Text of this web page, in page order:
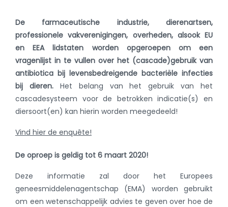
De farmaceutische industrie, dierenartsen,
professionele vakverenigingen, overheden, alsook EU
en EEA lidstaten worden opgeroepen om een
vragenlijst in te vullen over het (cascade)gebruik van
antibiotica bij levensbedreigende bacteriële infecties
bij dieren.Het belang van het gebruik van het
cascadesysteem voor de betrokken indicatie(s) en
diersoort(en) kan hierin worden meegedeeld!
Vind hier de enquête!
De oproep is geldig tot 6 maart 2020!
Deze informatie zal door het Europees
geneesmiddelenagentschap (EMA) worden gebruikt
om een wetenschappelijk advies te geven over hoe de